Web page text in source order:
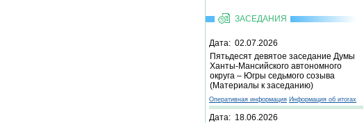
ЗАСЕДАНИЯ
Дата: 02.07.2026
Пятьдесят девятое заседание Думы
Ханты-Мансийского автономного
округа – Югры седьмого созыва
(Материалы к заседанию)
Оперативная информация Информация об итогах
Дата: 18.06.2026